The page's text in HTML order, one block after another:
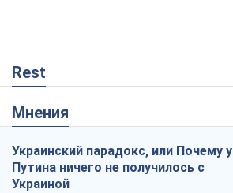
Rest
Мнения
Украинский парадокс, или Почему у
Путина ничего не получилось с
Украиной